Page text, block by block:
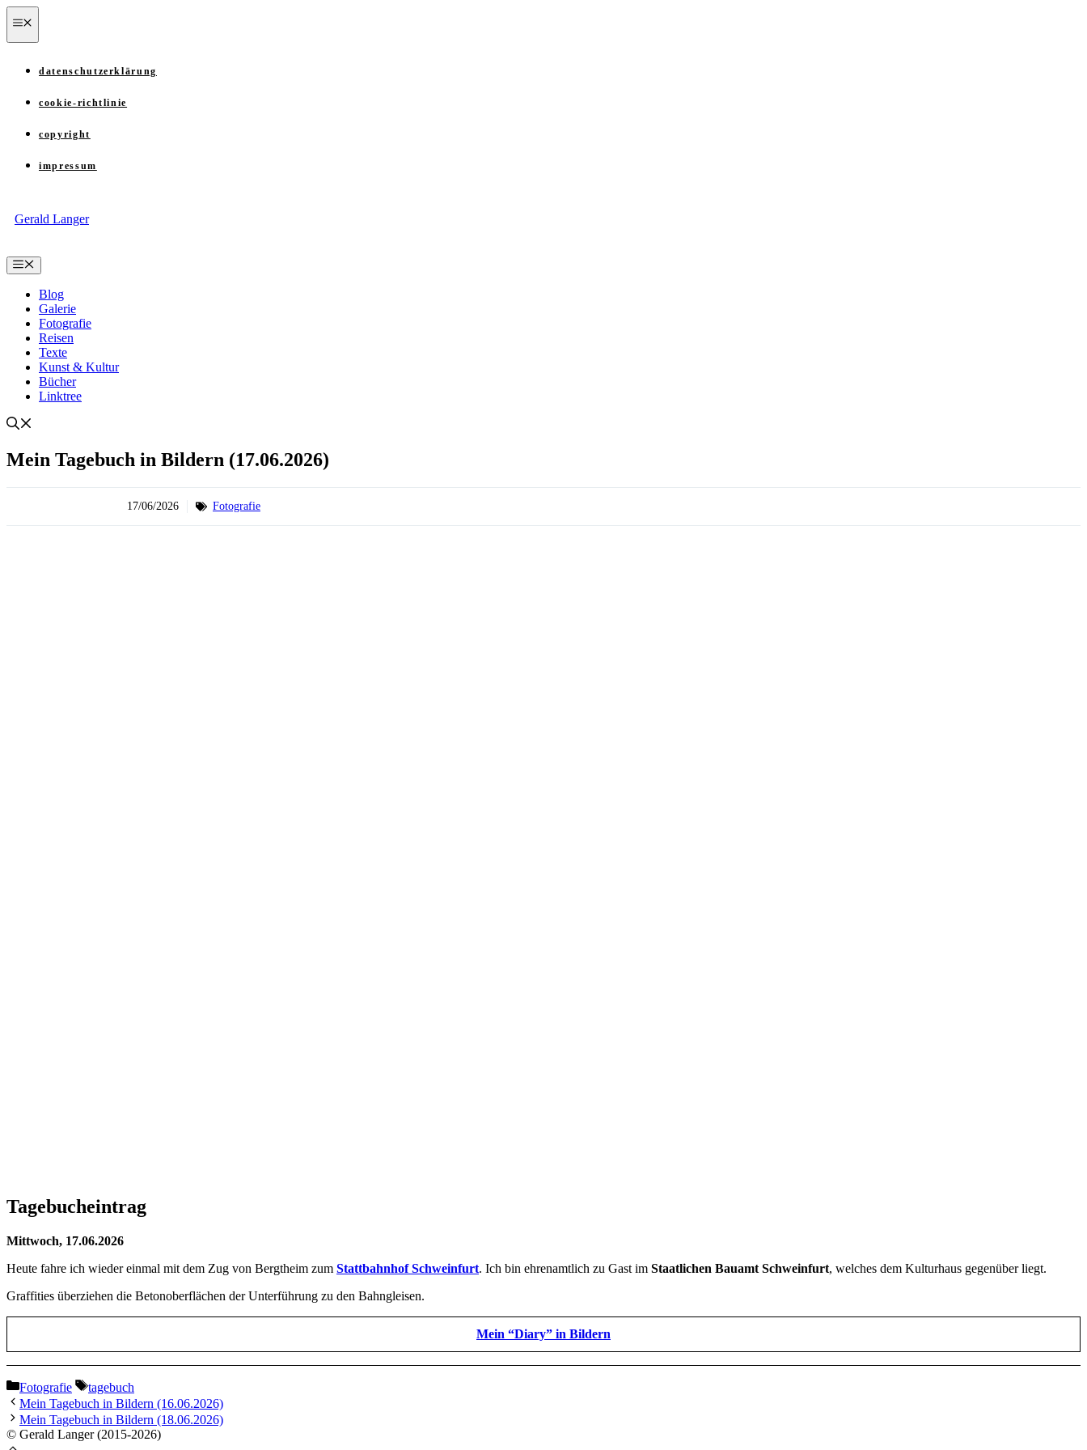
Zum
Inhalt
springen
datenschutzerklärung
cookie-richtlinie
copyright
impressum
Gerald Langer
Menü
Blog
Galerie
Fotografie
Reisen
Texte
Kunst & Kultur
Bücher
Linktree
Mein Tagebuch in Bildern (17.06.2026)
17/06/2026 Fotografie
Tagebucheintrag
Mittwoch, 17.06.2026
Heute fahre ich wieder einmal mit dem Zug von Bergtheim zum Stattbahnhof Schweinfurt. Ich bin ehrenamtlich zu Gast im Staatlichen Bauamt Schweinfurt, welches dem Kulturhaus gegenüber liegt.
Graffities überziehen die Betonoberflächen der Unterführung zu den Bahngleisen.
Mein “Diary” in Bildern
Kategorien
Fotografie Schlagwörter
tagebuch
Mein Tagebuch in Bildern (16.06.2026)
Mein Tagebuch in Bildern (18.06.2026)
© Gerald Langer (2015-2026)